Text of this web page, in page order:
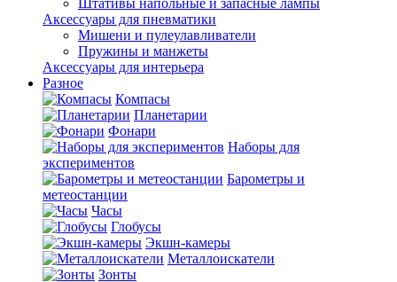
Штативы напольные и запасные лампы
Аксессуары для пневматики
Мишени и пулеулавливатели
Пружины и манжеты
Аксессуары для интерьера
Разное
Компасы
Планетарии
Фонари
Наборы для
экспериментов
Барометры и
метеостанции
Часы
Глобусы
Экшн-камеры
Металлоискатели
Зонты